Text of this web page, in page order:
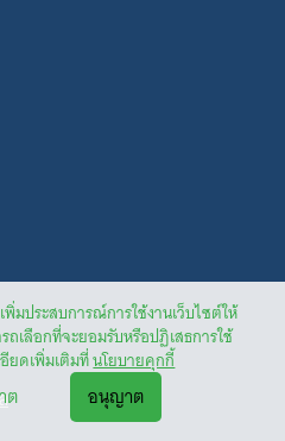
พิ่มประสบการณ์การใช้งานเว็บไซต์ให้
เลือกที่จะยอมรับหรือปฏิเสธการใช้
ยดเพิ่มเติมที่นโยบายคุกกี้
ต อนุญาต